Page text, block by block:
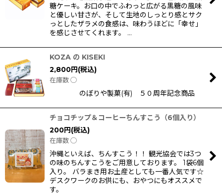
糖ケーキ。お口の中でふわっと広がる黒糖の風味
と優しい甘さが、そして生地のしっとり感とサク
っとしたザラメの食感は、味わうほどに「幸せ」
を感じさせてくれます。 …
KOZA の KISEKI
2,800円(税込)
在庫数 ◯
のぼりや製菓(有) ５０周年記念商品
チョコチップ＆コーヒーちんすこう（6個入り）
200円(税込)
在庫数 ◯
沖縄といえば、ちんすこう！！ 観光協会では3つ
の味のちんすこうをご用意しております。 1袋6個
入り。 バラまき用お土産としても一番人気です☆
デスクワークのお供にも、おやつにもオススメで
す。